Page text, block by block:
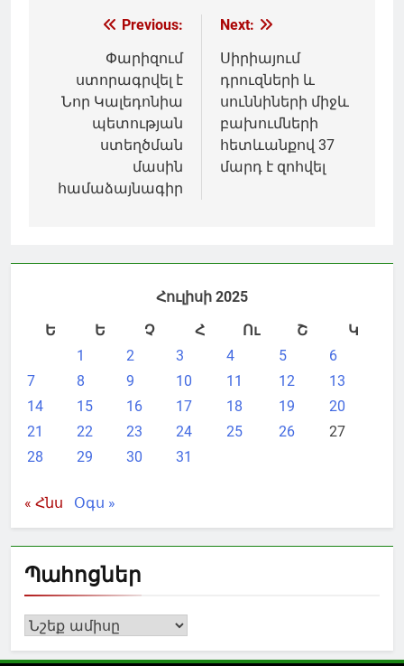
Գրառումների
նավարկումը
Previous:
Փարիզում
ստորագրվել է
Նոր Կալեդոնիա
պետության
ստեղծման
մասին
համաձայնագիր
Next:
Սիրիայում
դրուզների և
սուննիների միջև
բախումների
հետևանքով 37
մարդ է զոհվել
Հուլիսի 2025
Ե
Ե Չ Հ Ու Շ
Կ
1
2 3 4 5
6
7
8 9 10 11 12
13
14
15 16 17 18 19
20
21
22 23 24 25 26
27
28
29 30 31
« Հնս Օգս »
Պահոցներ
Պահոցներ